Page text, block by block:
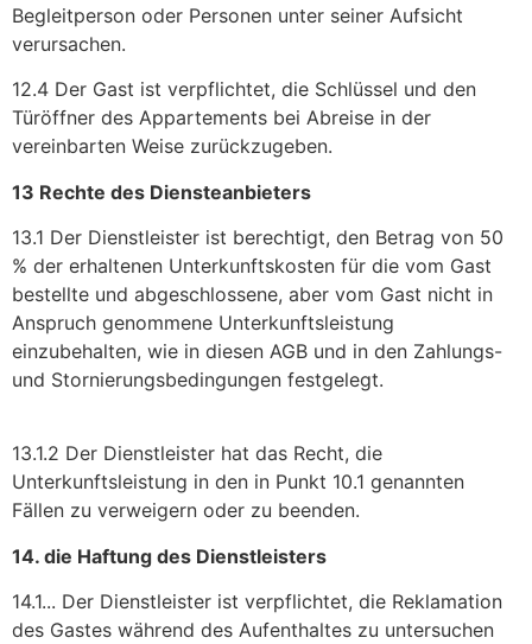
Begleitperson oder Personen unter seiner Aufsicht
verursachen.
12.4 Der Gast ist verpflichtet, die Schlüssel und den
Türöffner des Appartements bei Abreise in der
vereinbarten Weise zurückzugeben.
13 Rechte des Diensteanbieters
13.1 Der Dienstleister ist berechtigt, den Betrag von 50
% der erhaltenen Unterkunftskosten für die vom Gast
bestellte und abgeschlossene, aber vom Gast nicht in
Anspruch genommene Unterkunftsleistung
einzubehalten, wie in diesen AGB und in den Zahlungs-
und Stornierungsbedingungen festgelegt.
13.1.2 Der Dienstleister hat das Recht, die
Unterkunftsleistung in den in Punkt 10.1 genannten
Fällen zu verweigern oder zu beenden.
14. die Haftung des Dienstleisters
14.1... Der Dienstleister ist verpflichtet, die Reklamation
des Gastes während des Aufenthaltes zu untersuchen